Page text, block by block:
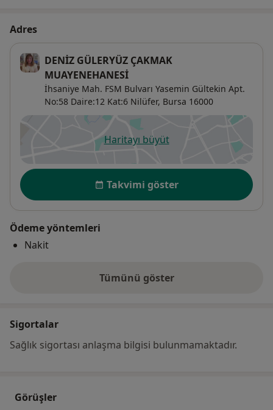
Adres
DENİZ GÜLERYÜZ ÇAKMAK
MUAYENEHANESİ
İhsaniye Mah. FSM Bulvarı Yasemin Gültekin Apt.
No:58 Daire:12 Kat:6 Nilüfer, Bursa 16000
Haritayı büyütyeni bir sekmede açılır
Uygunluk
Takvimi göster
Ödeme yöntemleri
Nakit
Tümünü göster
adres hakkında
Sigortalar
Sağlık sigortası anlaşma bilgisi bulunmamaktadır.
Görüşler